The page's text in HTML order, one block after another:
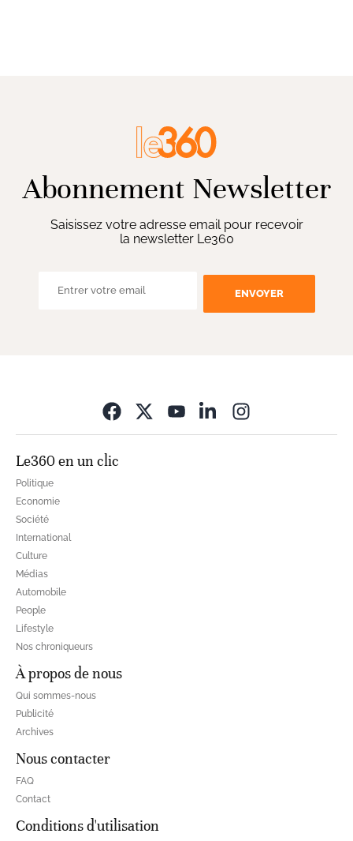
Abonnement Newsletter
Saisissez votre adresse email pour recevoir
la newsletter Le360
ENVOYER
Le360 en un clic
Politique
Economie
Société
International
Culture
Médias
Automobile
People
Lifestyle
Nos chroniqueurs
À propos de nous
Qui sommes-nous
Publicité
Archives
Nous contacter
FAQ
Contact
Conditions d'utilisation